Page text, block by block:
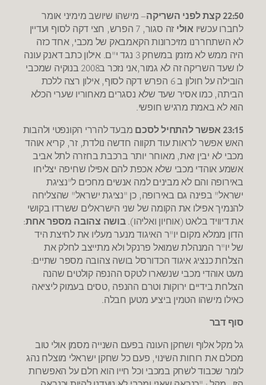
22:50 קצת לפני השריקה
– מישהו שיושב מימיני אומר
לחברו עכשיואולי
זה סגור, 7 הפרש, חצי דקה לסוף ועדיין
לא השתחררנו מזיכרונות הקאמבאק של מכבי, אחד כזה
היה ממש לא מזמן במשחק 3 נגד י"ם. אילון כתב דאנק עונה
לו שעד השריקה זה לא גמור,אני נזכר ב2008 בנוקיה שמכבי
הובילה על חולון ב 6 הפרש דקה לסוף, אילון רצה ללכת
הביתה, כמו אסיר שעד שלא נסגרים מאחוריו שערי הכלא
הוא לא באמת מרגיש חופשי.
23:15 אפשר להתחיל לסכם
מבעד להררי הקונפטי ולהבות
האש אפשר לראות עוד תקווה חדשה נולדת, זר, קריא אוהד
מכבי לא יבין זאת, מאוחר יותר ברכבת בחזרה לתל אביב
אשמע אוהדי מכבי שלא אכפת להם אפילו שחיפה יצליחו
באירופה והם לא מבינים למה אנשים מחכים ל"נציגת
ישראל" בפינה גם באירופה, כן "נציגת ישראל" שהצליחה
להנמיך אפילו את הקומה של שני הישראלים ששרדו בקושי
את דיוויד בלאט (אוחיון ואליהו).בושה צהובה מספר אחת:
הדון ממלא מקום יו"ר האיגוד מנער מעליו את לחיצת היד
של יו"ר המנהלת שמואל פרנקל ולא מתייצב לחלק את
הצלחת כנציג איגוד הכדורסל בושה צהובה מספר שתיים:
מעט אוהדי מכבי שנשארו לטקס ההנפה קולטים שהנה
הצלחת בידיים ירוקות וטרם ההנפה ,טסים בעמוק ליציאה
כאילו מישהו הטמין ביציע מטען חבלה.
סוף דבר
גל מקל אלוף ושחקן העונה בפעם השנייה מסמן אולי טוב
מכולם את רוחות השינוי, פעם כל שחקן ישראלי מוצלח נהג
לומר שכבוד לשחק במכבי וכל חייו הוא חלם על האפשרות